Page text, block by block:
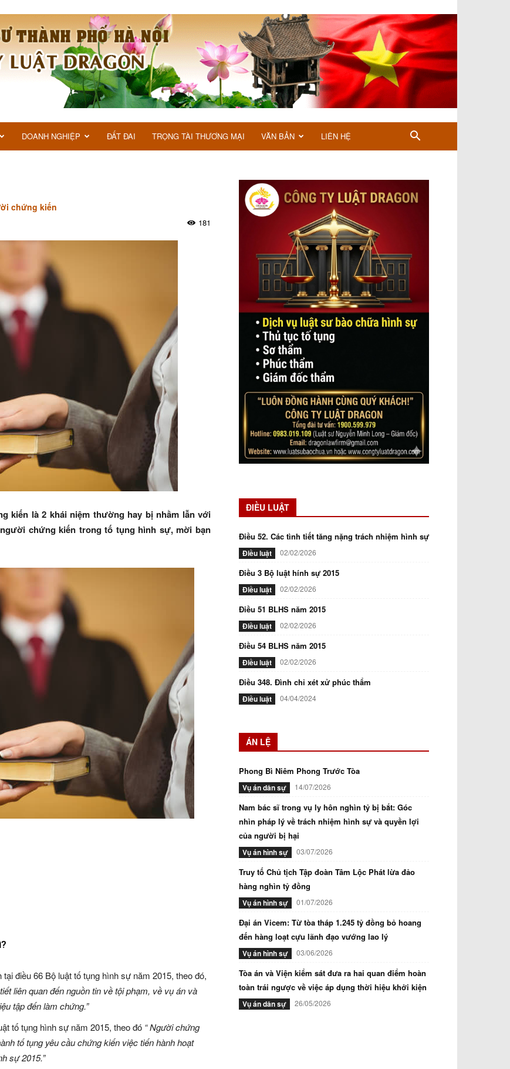
DOANH NGHIỆP ĐẤT ĐAI TRỌNG TÀI THƯƠNG MẠI VĂN BẢN LIÊN HỆ
chứng kiến
181
kiến là 2 khái niệm thường hay bị nhầm lẫn với
chứng kiến trong tố tụng hình sự, mời bạn
điều 66 Bộ luật tố tụng hình sự năm 2015, theo đó,
liên quan đến nguồn tin về tội phạm, về vụ án và
tập đến làm chứng.”
tố tụng hình sự năm 2015, theo đó “ Người chứng
tố tụng yêu cầu chứng kiến việc tiến hành hoạt
sự 2015.”
ĐIỀU LUẬT
Điều 52. Các tình tiết tăng nặng trách nhiệm hình sự
Điều luật 02/02/2026
Điều 3 Bộ luật hính sự 2015
Điều luật 02/02/2026
Điều 51 BLHS năm 2015
Điều luật 02/02/2026
Điều 54 BLHS năm 2015
Điều luật 02/02/2026
Điều 348. Đình chỉ xét xử phúc thẩm
Điều luật 04/04/2024
ÁN LỆ
Phong Bì Niêm Phong Trước Tòa
Vụ án dân sự 14/07/2026
Nam bác sĩ trong vụ ly hôn nghìn tỷ bị bắt: Góc
nhìn pháp lý về trách nhiệm hình sự và quyền lợi
của người bị hại
Vụ án hình sự 03/07/2026
Truy tố Chủ tịch Tập đoàn Tâm Lộc Phát lừa đảo
hàng nghìn tỷ đồng
Vụ án hình sự 01/07/2026
Đại án Vicem: Từ tòa tháp 1.245 tỷ đồng bỏ hoang
đến hàng loạt cựu lãnh đạo vướng lao lý
Vụ án hình sự 03/06/2026
Tòa án và Viện kiểm sát đưa ra hai quan điểm hoàn
toàn trái ngược về việc áp dụng thời hiệu khởi kiện
Vụ án dân sự 26/05/2026